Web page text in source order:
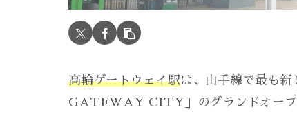
高輪ゲートウェイ駅は、山手線で最も
GATEWAY CITY」のグランドオープ